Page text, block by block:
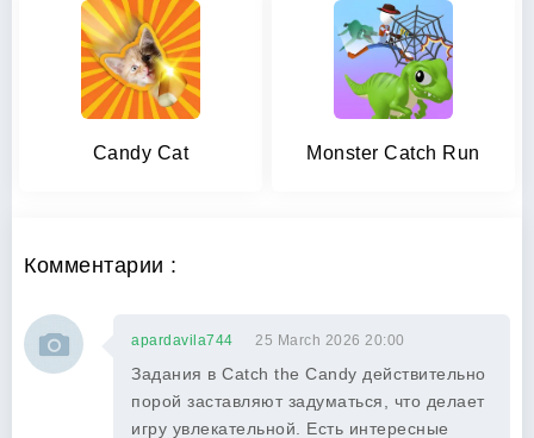
Candy Cat Monster Catch Run
Комментарии :
apardavila744 25 March 2026 20:00
Задания в Catch the Candy действительно
порой заставляют задуматься, что делает
игру увлекательной. Есть интересные